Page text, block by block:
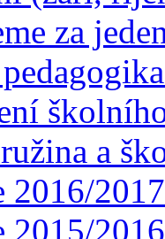
za
a
2016/2017
2015/2016